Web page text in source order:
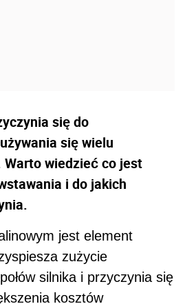
się do
się wielu
wiedzieć co jest
i do jakich
jest element
zużycie
silnika i przyczynia się
kosztów